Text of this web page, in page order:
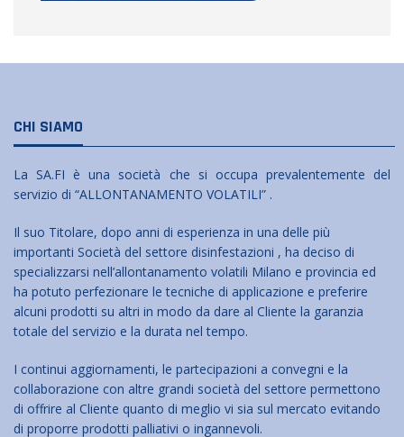
CHI SIAMO
La SA.FI è una società che si occupa prevalentemente del
servizio di “ALLONTANAMENTO VOLATILI” .
Il suo Titolare, dopo anni di esperienza in una delle più
importanti Società del settore disinfestazioni , ha deciso di
specializzarsi nell’allontanamento volatili Milano e provincia ed
ha potuto perfezionare le tecniche di applicazione e preferire
alcuni prodotti su altri in modo da dare al Cliente la garanzia
totale del servizio e la durata nel tempo.
I continui aggiornamenti, le partecipazioni a convegni e la
collaborazione con altre grandi società del settore permettono
di offrire al Cliente quanto di meglio vi sia sul mercato evitando
di proporre prodotti palliativi o ingannevoli.